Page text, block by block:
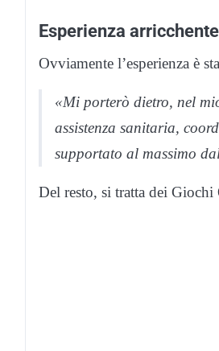
Esperienza arricchente
Ovviamente l’esperienza è
«Mi porterò dietro, nel
assistenza sanitaria,
supportato al massimo
Del resto, si tratta dei